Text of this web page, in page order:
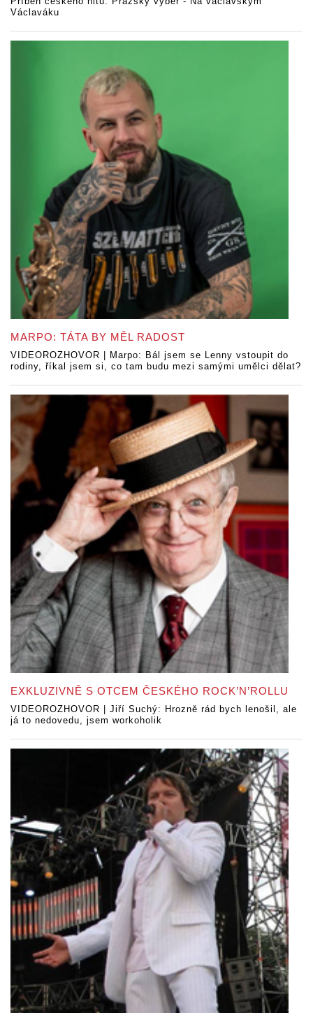
Václaváku
MARPO: TÁTA BY MĚL RADOST
VIDEOROZHOVOR | Marpo: Bál jsem se Lenny vstoupit do
rodiny, říkal jsem si, co tam budu mezi samými umělci dělat?
EXKLUZIVNĚ S OTCEM ČESKÉHO ROCK’N’ROLLU
VIDEOROZHOVOR | Jiří Suchý: Hrozně rád bych lenošil, ale
já to nedovedu, jsem workoholik